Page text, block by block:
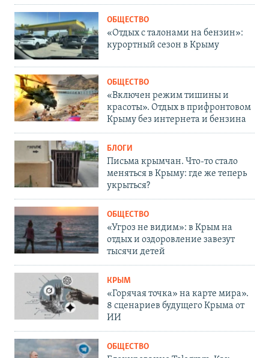
ОБЩЕСТВО
«Отдых с талонами на бензин»:
курортный сезон в Крыму
ОБЩЕСТВО
«Включен режим тишины и
красоты». Отдых в прифронтовом
Крыму без интернета и бензина
БЛОГИ
Письма крымчан. Что-то стало
меняться в Крыму: где же теперь
укрыться?
ОБЩЕСТВО
«Угроз не видим»: в Крым на
отдых и оздоровление завезут
тысячи детей
КРЫМ
«Горячая точка» на карте мира».
8 сценариев будущего Крыма от
ИИ
ОБЩЕСТВО